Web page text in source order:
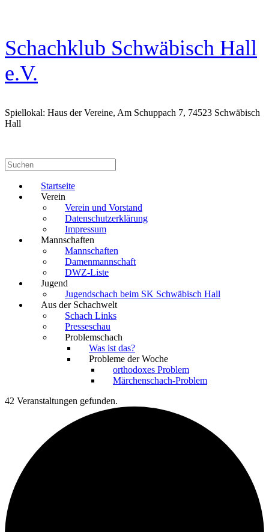
Schachklub Schwäbisch Hall
e.V.
Spiellokal: Haus der Vereine, Am Schuppach 7, 74523 Schwäbisch
Hall
Suchen
nach:
Startseite
Verein
Verein und Vorstand
Datenschutzerklärung
Impressum
Mannschaften
Mannschaften
Damenmannschaft
DWZ-Liste
Jugend
Jugendschach beim SK Schwäbisch Hall
Aus der Schachwelt
Schach Links
Presseschau
Problemschach
Was ist das?
Probleme der Woche
orthodoxes Problem
Märchenschach-Problem
42 Veranstaltungen gefunden.